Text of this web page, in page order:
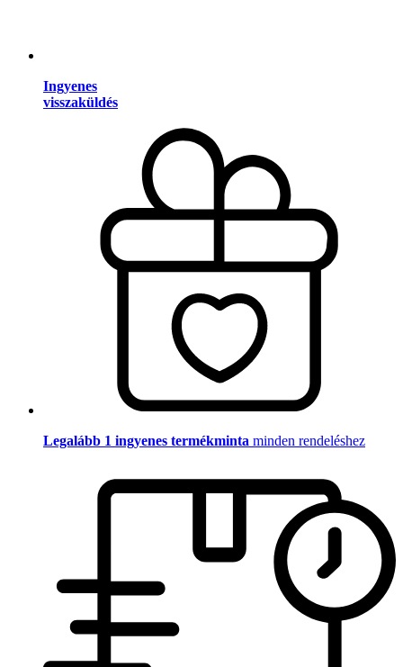
Ingyenes
visszaküldés
Legalább 1 ingyenes termékminta minden rendeléshez